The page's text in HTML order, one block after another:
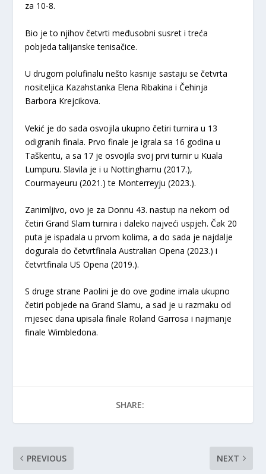
za 10-8.
Bio je to njihov četvrti međusobni susret i treća
pobjeda talijanske tenisačice.
U drugom polufinalu nešto kasnije sastaju se četvrta
nositeljica Kazahstanka Elena Ribakina i Čehinja
Barbora Krejcikova.
Vekić je do sada osvojila ukupno četiri turnira u 13
odigranih finala. Prvo finale je igrala sa 16 godina u
Taškentu, a sa 17 je osvojila svoj prvi turnir u Kuala
Lumpuru. Slavila je i u Nottinghamu (2017.),
Courmayeuru (2021.) te Monterreyju (2023.).
Zanimljivo, ovo je za Donnu 43. nastup na nekom od
četiri Grand Slam turnira i daleko najveći uspjeh. Čak 20
puta je ispadala u prvom kolima, a do sada je najdalje
dogurala do četvrtfinala Australian Opena (2023.) i
četvrtfinala US Opena (2019.).
S druge strane Paolini je do ove godine imala ukupno
četiri pobjede na Grand Slamu, a sad je u razmaku od
mjesec dana upisala finale Roland Garrosa i najmanje
finale Wimbledona.
SHARE:
PREVIOUS NEXT